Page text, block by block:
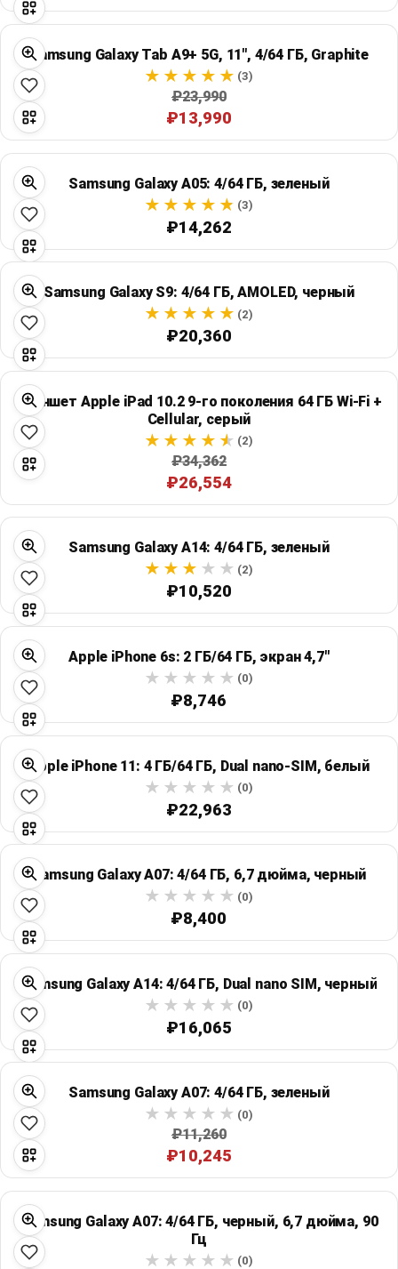
Samsung Galaxy Tab A9+ 5G, 11", 4/64 ГБ, Graphite
(3)
₽23,990
₽13,990
Samsung Galaxy A05: 4/64 ГБ, зеленый
(3)
₽14,262
Samsung Galaxy S9: 4/64 ГБ, AMOLED, черный
(2)
₽20,360
Планшет Apple iPad 10.2 9-го поколения 64 ГБ Wi‑Fi +
Cellular, серый
(2)
₽34,362
₽26,554
Samsung Galaxy A14: 4/64 ГБ, зеленый
(2)
₽10,520
Apple iPhone 6s: 2 ГБ/64 ГБ, экран 4,7"
(0)
₽8,746
Apple iPhone 11: 4 ГБ/64 ГБ, Dual nano-SIM, белый
(0)
₽22,963
Samsung Galaxy A07: 4/64 ГБ, 6,7 дюйма, черный
(0)
₽8,400
Samsung Galaxy A14: 4/64 ГБ, Dual nano SIM, черный
(0)
₽16,065
Samsung Galaxy A07: 4/64 ГБ, зеленый
(0)
₽11,260
₽10,245
Samsung Galaxy A07: 4/64 ГБ, черный, 6,7 дюйма, 90
Гц
(0)